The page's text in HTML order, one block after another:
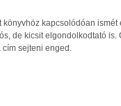
könyvhöz kapcsolódóan
de kicsit elgondolkodtató
sejteni enged.